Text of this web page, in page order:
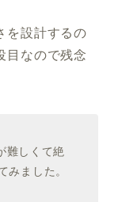
を設計するの
目なので残念
難しくて絶
みました。